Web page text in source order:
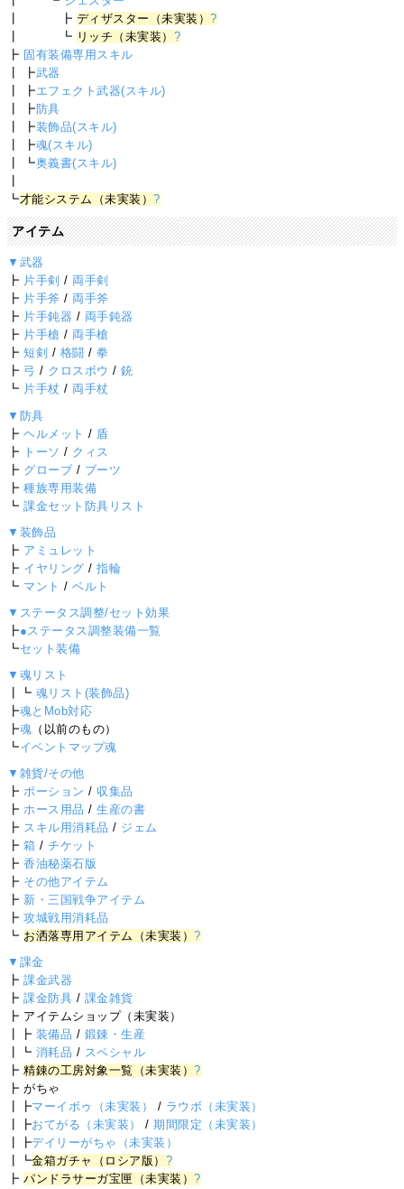
┃ ┣ ディザスター（未実装）?
┃ ┗ リッチ（未実装） ?
┣ 固有装備専用スキル
┃ ┣武器
┃ ┣エフェクト武器(スキル)
┃ ┣防具
┃ ┣装飾品(スキル)
┃ ┣魂(スキル)
┃ ┗奥義書(スキル)
┗才能システム（未実装）?
アイテム
▼武器
┣ 片手剣 / 両手剣
┣ 片手斧 / 両手斧
┣ 片手鈍器 / 両手鈍器
┣ 片手槍 / 両手槍
┣短剣 / 格闘 /拳
┣ 弓 / クロスボウ /銃
┗ 片手杖 / 両手杖
▼防具
┣ヘルメット / 盾
┣ トーソ / クィス
┣ グローブ / ブーツ
┣種族専用装備
┗課金セット防具リスト
▼装飾品
┣ アミュレット
┣ イヤリング /指輪
┗ マント /ベルト
▼ステータス調整/セット効果
┣●ステータス調整装備一覧
┗セット装備
▼魂リスト
┃┗ 魂リスト(装飾品)
┣魂とMob対応
┣魂 （以前のもの）
┗イベントマップ魂
▼雑貨/その他
┣ ポーション / 収集品
┣ ホース用品 /生産の書
┣ スキル用消耗品 / ジェム
┣箱 /チケット
┣香油秘薬石版
┣ その他アイテム
┣ 新・三国戦争アイテム
┣攻城戦用消耗品
┗ お洒落専用アイテム（未実装）?
▼課金
┣課金武器
┣課金防具 / 課金雑貨
┣ アイテムショップ（未実装）
┃┣ 装備品 / 鍛錬・生産
┃┗ 消耗品 / スペシャル
┣精錬の工房対象一覧（未実装）?
┣ がちゃ
┃┣マーイボゥ（未実装） / ラウボ（未実装）
┃┣おてがる（未実装） /期間限定（未実装）
┃┣デイリーがちゃ（未実装）
┃┗金箱ガチャ（ロシア版） ?
┣パンドラサーガ宝匣（未実装）?